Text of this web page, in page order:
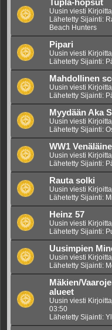
Tupla-hopsut
Uusin viesti
Lähetetty Sijainti:
Beach Hunters
Pipari
Uusin viesti
Lähetetty Sijainti:
Mahdollinen
Uusin viesti
Lähetetty Sijainti:
Myydään Aka
Uusin viesti
Lähetetty Sijainti:
WW1
Uusin viesti
Lähetetty Sijainti:
Rauta solki
Uusin viesti
Lähetetty Sijainti:
Heinz 57
Uusin viesti
Lähetetty Sijainti:
Uusimpien
Uusin viesti
Lähetetty Sijainti:
Mäkien/
alueet
Uusin viesti
03:50
Lähetetty Sijainti: